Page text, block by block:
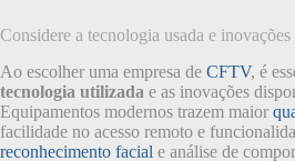
Considere a tecnologia usada e
Ao escolher uma empresa de CFTV, é
tecnologia utilizada e as inovações
Equipamentos modernos trazem maior
facilidade no acesso remoto e
reconhecimento facial e análise de